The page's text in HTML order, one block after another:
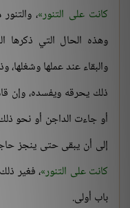
كانت على التنور ،
وهذه الحال التي ذكرها
والبقاء عند عملها وشغلها،
ذلك يحرقه ويفسده، وإن
أو جاءت الداجن أو نحو
إلى أن يبقى حتى ينجز
كانت على التنور ، فغير
باب أولى.